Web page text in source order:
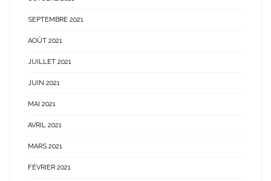
SEPTEMBRE 2021
AOÛT 2021
JUILLET 2021
JUIN 2021
MAI 2021
AVRIL 2021
MARS 2021
FÉVRIER 2021